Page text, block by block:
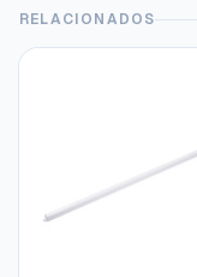
RELACIONADOS